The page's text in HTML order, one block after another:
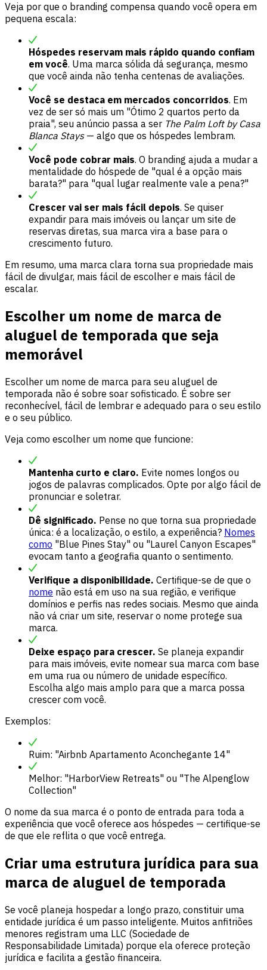
Veja por que o branding compensa quando você opera em
pequena escala:
Hóspedes reservam mais rápido quando confiam
em você. Uma marca sólida dá segurança, mesmo
que você ainda não tenha centenas de avaliações.
Você se destaca em mercados concorridos. Em
vez de ser só mais um "Ótimo 2 quartos perto da
praia", seu anúncio passa a ser The Palm Loft by Casa
Blanca Stays— algo que os hóspedes lembram.
Você pode cobrar mais. O branding ajuda a mudar a
mentalidade do hóspede de "qual é a opção mais
barata?" para "qual lugar realmente vale a pena?"
Crescer vai ser mais fácil depois. Se quiser
expandir para mais imóveis ou lançar um site de
reservas diretas, sua marca vira a base para o
crescimento futuro.
Em resumo, uma marca clara torna sua propriedade mais
fácil de divulgar, mais fácil de escolher e mais fácil de
escalar.
Escolher um nome de marca de
aluguel de temporada que seja
memorável
Escolher um nome de marca para seu aluguel de
temporada não é sobre soar sofisticado. É sobre ser
reconhecível, fácil de lembrar e adequado para o seu estilo
e o seu público.
Veja como escolher um nome que funcione:
Mantenha curto e claro. Evite nomes longos ou
jogos de palavras complicados. Opte por algo fácil de
pronunciar e soletrar.
Dê significado. Pense no que torna sua propriedade
única: é a localização, o estilo, a experiência? Nomes
como "Blue Pines Stay" ou "Laurel Canyon Escapes"
evocam tanto a geografia quanto o sentimento.
Verifique a disponibilidade. Certifique-se de que o
nome não está em uso na sua região, e verifique
domínios e perfis nas redes sociais. Mesmo que ainda
não vá criar um site, reservar o nome protege sua
marca.
Deixe espaço para crescer. Se planeja expandir
para mais imóveis, evite nomear sua marca com base
em uma rua ou número de unidade específico.
Escolha algo mais amplo para que a marca possa
crescer com você.
Exemplos:
Ruim: "Airbnb Apartamento Aconchegante 14"
Melhor: "HarborView Retreats" ou "The Alpenglow
Collection"
O nome da sua marca é o ponto de entrada para toda a
experiência que você oferece aos hóspedes — certifique-se
de que ele reflita o que você entrega.
Criar uma estrutura jurídica para sua
marca de aluguel de temporada
Se você planeja hospedar a longo prazo, constituir uma
entidade jurídica é um passo inteligente. Muitos anfitriões
menores registram uma LLC (Sociedade de
Responsabilidade Limitada) porque ela oferece proteção
jurídica e facilita a gestão financeira.